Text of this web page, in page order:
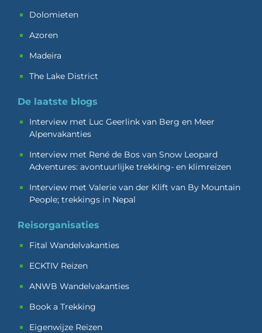
Dolomieten
Azoren
Madeira
The Lake District
De laatste blogs
Interview met Luc Geerlink van Berg en Meer
Alpenvakanties
Interview met René de Bos van Snow Leopard
Adventures: avontuurlijke trekking- en klimreizen
Interview met Valerie van der Klift van By Mountain
People; trekkings in Nepal
Reisorganisaties
Fital Wandelvakanties
ECKTIV Reizen
ANWB Wandelvakanties
Book a Trekking
Eigenwijze Reizen